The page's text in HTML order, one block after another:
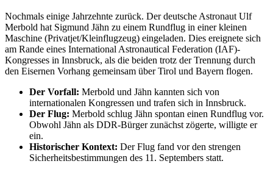
Nochmals einige Jahrzehnte zurück. Der deutsche Astronaut Ulf
Merbold hat Sigmund Jähn zu einem Rundflug in einer kleinen
Maschine (Privatjet/Kleinflugzeug) eingeladen. Dies ereignete sich
am Rande eines International Astronautical Federation (IAF)-
Kongresses in Innsbruck, als die beiden trotz der Trennung durch
den Eisernen Vorhang gemeinsam über Tirol und Bayern flogen.
Der Vorfall: Merbold und Jähn kannten sich von
internationalen Kongressen und trafen sich in Innsbruck.
Der Flug: Merbold schlug Jähn spontan einen Rundflug vor.
Obwohl Jähn als DDR-Bürger zunächst zögerte, willigte er
ein.
Historischer Kontext: Der Flug fand vor den strengen
Sicherheitsbestimmungen des 11. Septembers statt.